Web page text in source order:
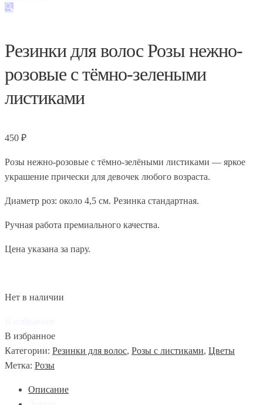
🔍
Резинки для волос Розы нежно-
розовые с тёмно-зелеными
листиками
450 ₽
Розы нежно-розовые с тёмно-зелёными листиками — яркое
украшение прически для девочек любого возраста.
Диаметр роз: около 4,5 см. Резинка стандартная.
Ручная работа премиального качества.
Цена указана за пару.
Нет в наличии
В избранное
Категории: Резинки для волос, Розы с листиками, Цветы
Метка: Розы
Описание